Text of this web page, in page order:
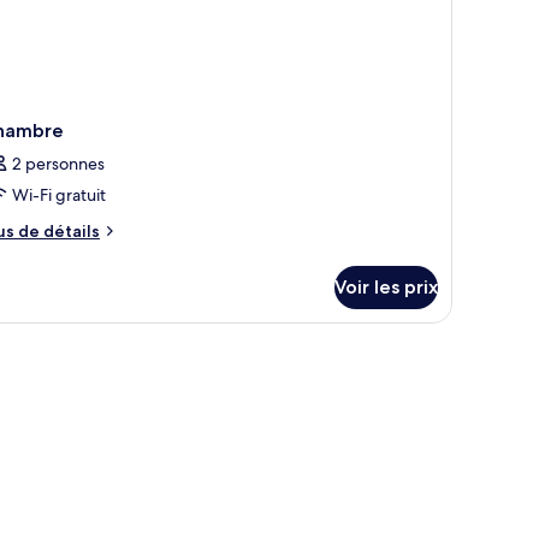
2 personnes
Wi-Fi gratuit
de détails
Voir les prix